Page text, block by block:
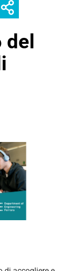
Facebook
opzioni
di